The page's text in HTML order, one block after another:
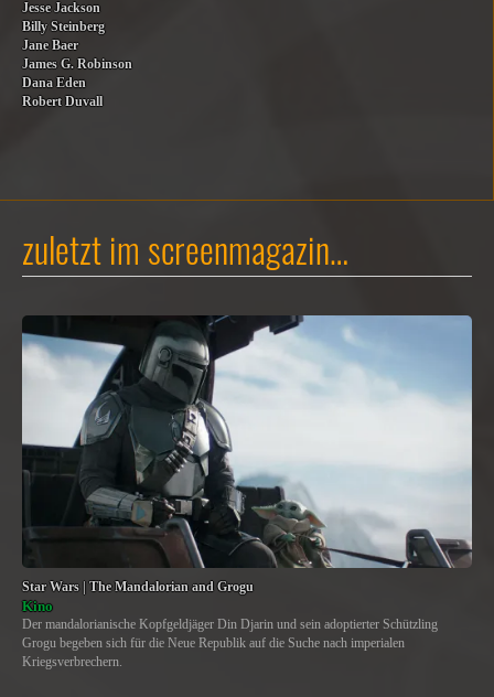
Jesse Jackson
Billy Steinberg
Jane Baer
James G. Robinson
Dana Eden
Robert Duvall
zuletzt im screenmagazin…
Star Wars | The Mandalorian and Grogu
Kino
Der mandalorianische Kopfgeldjäger Din Djarin und sein adoptierter Schützling
Grogu begeben sich für die Neue Republik auf die Suche nach imperialen
Kriegsverbrechern.